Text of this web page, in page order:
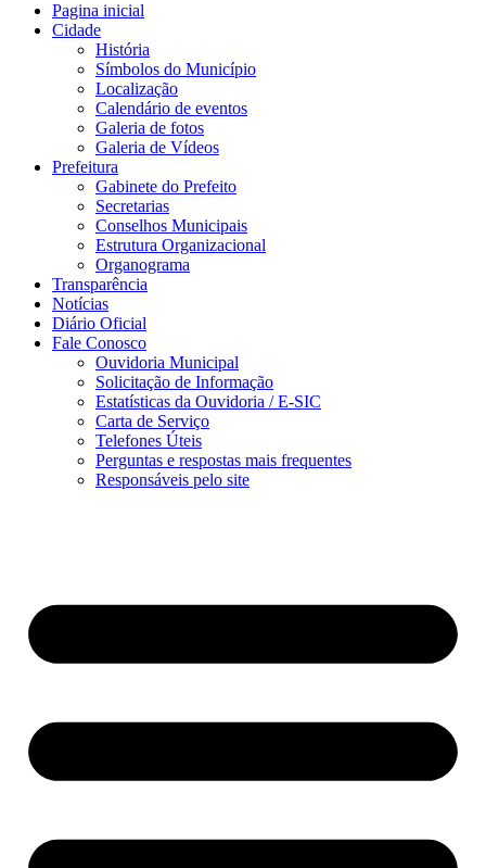
Pagina inicial
Cidade
História
Símbolos do Município
Localização
Calendário de eventos
Galeria de fotos
Galeria de Vídeos
Prefeitura
Gabinete do Prefeito
Secretarias
Conselhos Municipais
Estrutura Organizacional
Organograma
Transparência
Notícias
Diário Oficial
Fale Conosco
Ouvidoria Municipal
Solicitação de Informação
Estatísticas da Ouvidoria / E-SIC
Carta de Serviço
Telefones Úteis
Perguntas e respostas mais frequentes
Responsáveis pelo site